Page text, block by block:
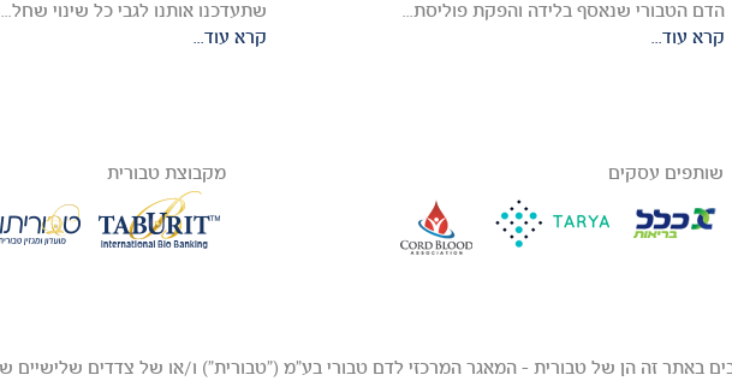
הדם הטבורי שנאסף בלידה והפקת פוליסת...
קרא עוד...
שתעדכנו אותנו לגבי כל שינוי שחל...
קרא עוד...
שותפים עסקים מקבוצת טבורית